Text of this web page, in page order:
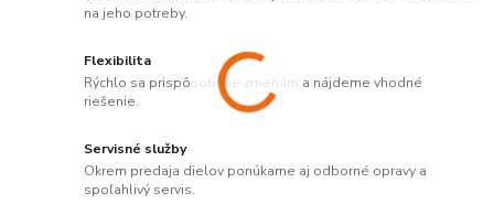
na jeho potreby.
Flexibilita
Rýchlo sa prispôsobíme zmenám a nájdeme vhodné
riešenie.
Servisné služby
Okrem predaja dielov ponúkame aj odborné opravy a
spoľahlivý servis.